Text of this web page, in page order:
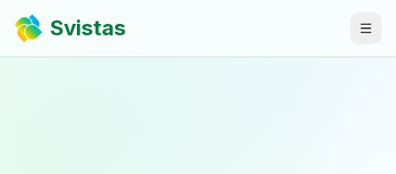
Svistas